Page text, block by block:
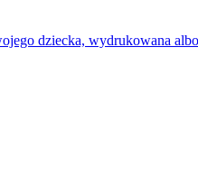
dziecka, wydrukowana